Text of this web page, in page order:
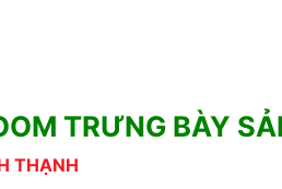
TRƯNG BÀY
THẠNH